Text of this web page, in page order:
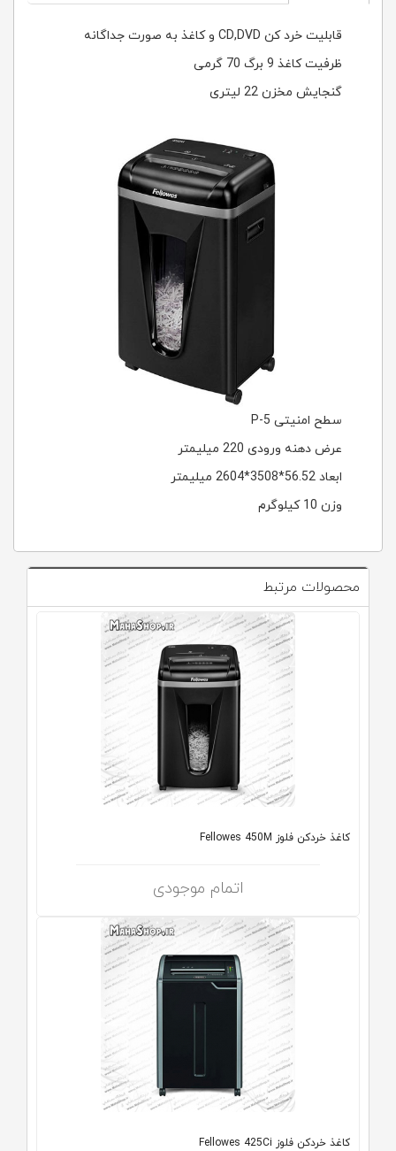
قابلیت خرد کن CD,DVD و کاغذ به صورت جداگانه
ظرفیت کاغذ 9 برگ 70 گرمی
گنجایش مخزن 22 لیتری
سطح امنیتی P-5
عرض دهنه ورودی 220 میلیمتر
ابعاد 56.52*3508*2604 میلیمتر
وزن 10 کیلوگرم
محصولات مرتبط
کاغذ خردکن فلوز Fellowes 450M
اتمام موجودی
کاغذ خردکن فلوز Fellowes 425Ci